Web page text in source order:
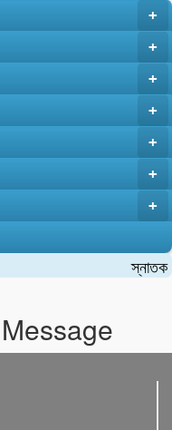
+
+
+
+
+
+
+
স্নাতক